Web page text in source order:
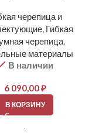
черепица и
, Гибкая
черепица,
материалы
В наличии
6 090,00₽
В КОРЗИНУ